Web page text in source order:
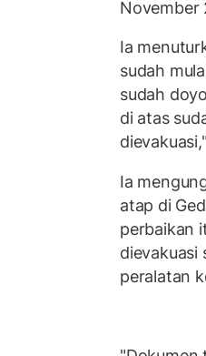
November
Ia
sudah
sudah
di atas
Ia
atap di
perbaikan
dievakuasi
peralatan